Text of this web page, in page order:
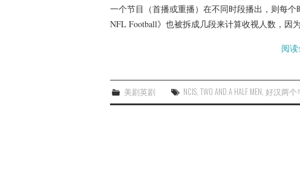
一个节目（首播或重播）在不同时段播出，则每
NFL Football》也被拆成几段来计算收视人数，因
阅
美剧英剧 NCIS,TWO AND A HALF MEN, 好汉两个